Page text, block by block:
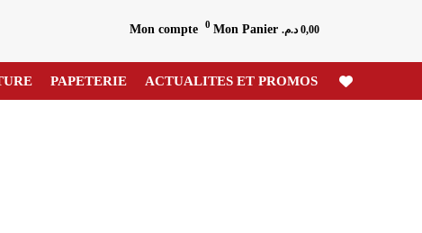
Mon compte 0 Mon Panier 0,00 د.م.
PAPETERIE ACTUALITES ET PROMOS